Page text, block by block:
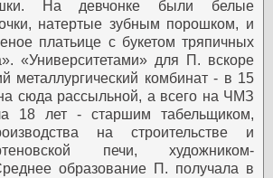
На девчонке были белые
натертые зубным порошком, и
платьице с букетом тряпичных
«Университетами» для П. вскоре
металлургический комбинат - в 15
сюда рассыльной, а всего на ЧМЗ
18 лет - старшим табельщиком,
на строительстве и
печи, художником-
образование П. получала в